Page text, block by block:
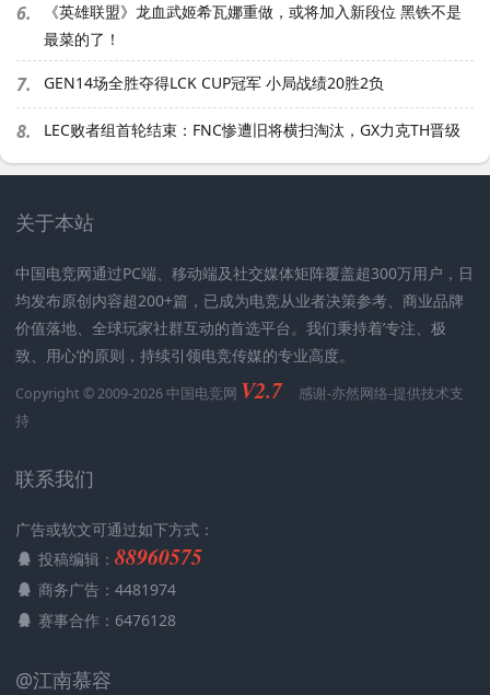
6.
《英雄联盟》龙血武姬希瓦娜重做，或将加入新段位 黑铁不是
最菜的了！
7. GEN14场全胜夺得LCK CUP冠军 小局战绩20胜2负
8. LEC败者组首轮结束：FNC惨遭旧将横扫淘汰，GX力克TH晋级
关于本站
中国电竞网通过PC端、移动端及社交媒体矩阵覆盖超300万用户，日
均发布原创内容超200+篇，已成为电竞从业者决策参考、商业品牌
价值落地、全球玩家社群互动的首选平台。我们秉持着’专注、极
致、用心‘的原则，持续引领电竞传媒的专业高度。
Copyright © 2009-2026 中国电竞网 V2.7 感谢-亦然网络-提供技术支
持
联系我们
广告或软文可通过如下方式：
投稿编辑： 88960575
商务广告：4481974
赛事合作：6476128
@江南慕容